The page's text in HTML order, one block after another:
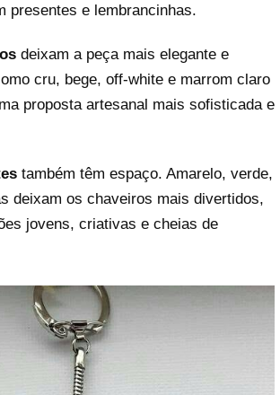
presentes e lembrancinhas.
deixam a peça mais elegante e
cru, bege, off-white e marrom claro
proposta artesanal mais sofisticada e
também têm espaço. Amarelo, verde,
deixam os chaveiros mais divertidos,
jovens, criativas e cheias de